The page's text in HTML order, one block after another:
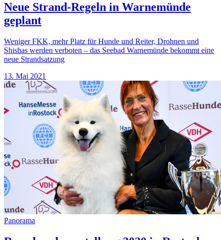
Neue Strand-Regeln in Warnemünde
geplant
Weniger FKK, mehr Platz für Hunde und Reiter, Drohnen und
Shishas werden verboten – das Seebad Warnemünde bekommt eine
neue Strandsatzung
13. Mai 2021
Panorama